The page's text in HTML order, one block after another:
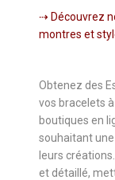
⇢ Découvrez
montres et
Obtenez des
vos bracelets
boutiques en
souhaitant
leurs
et détaillé,